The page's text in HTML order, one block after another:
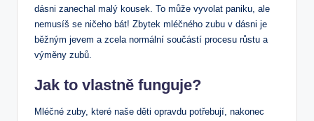
dásni zanechal malý kousek. To může vyvolat paniku, ale
nemusíš se ničeho bát! Zbytek mléčného zubu v dásni je
běžným jevem a zcela normální součástí procesu růstu a
výměny zubů.
Jak to vlastně funguje?
Mléčné zuby, které naše děti opravdu potřebují, nakonec